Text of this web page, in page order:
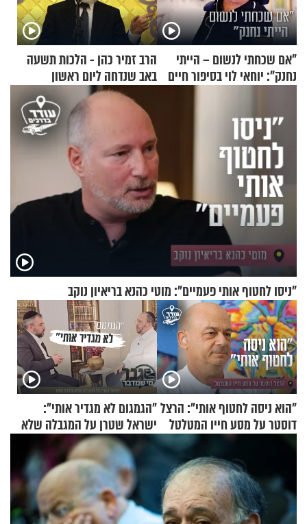
"אם שכחתי לנשום – הייתי
נחנק": יוחאי לוי בסיפור חיים
הרב זמיר כהן - הלכות תשעה
באב שנדחה ליום ראשון
"ניסו לחטוף אותי פעמיים": מוטי כהנא בריאיון נוקב
"הוא ניסה לחטוף אותי": הרצל
דוסטר על מסע חייו המטלטל
"הגמגום לא מגדיר אותי":
ישראל שטרן על המגבלה שלא
עוצרת אותו